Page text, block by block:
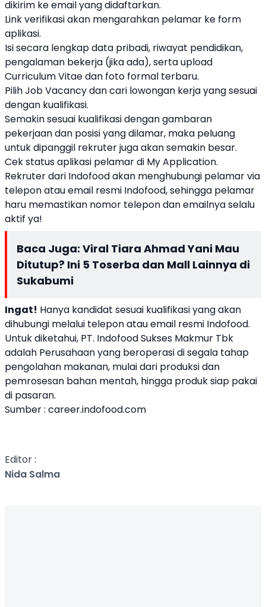
dikirim ke email yang didaftarkan.
Link verifikasi akan mengarahkan pelamar ke form
aplikasi.
Isi secara lengkap data pribadi, riwayat pendidikan,
pengalaman bekerja (jika ada), serta upload
Curriculum Vitae dan foto formal terbaru.
Pilih Job Vacancy dan cari lowongan kerja yang sesuai
dengan kualifikasi.
Semakin sesuai kualifikasi dengan gambaran
pekerjaan dan posisi yang dilamar, maka peluang
untuk dipanggil rekruter juga akan semakin besar.
Cek status aplikasi pelamar di My Application.
Rekruter dari Indofood akan menghubungi pelamar via
telepon atau email resmi Indofood, sehingga pelamar
haru memastikan nomor telepon dan emailnya selalu
aktif ya!
Baca Juga: Viral Tiara Ahmad Yani Mau
Ditutup? Ini 5 Toserba dan Mall Lainnya di
Sukabumi
Ingat! Hanya kandidat sesuai kualifikasi yang akan
dihubungi melalui telepon atau email resmi Indofood.
Untuk diketahui, PT. Indofood Sukses Makmur Tbk
adalah Perusahaan yang beroperasi di segala tahap
pengolahan makanan, mulai dari produksi dan
pemrosesan bahan mentah, hingga produk siap pakai
di pasaran.
Sumber : career.indofood.com
Editor :
Nida Salma